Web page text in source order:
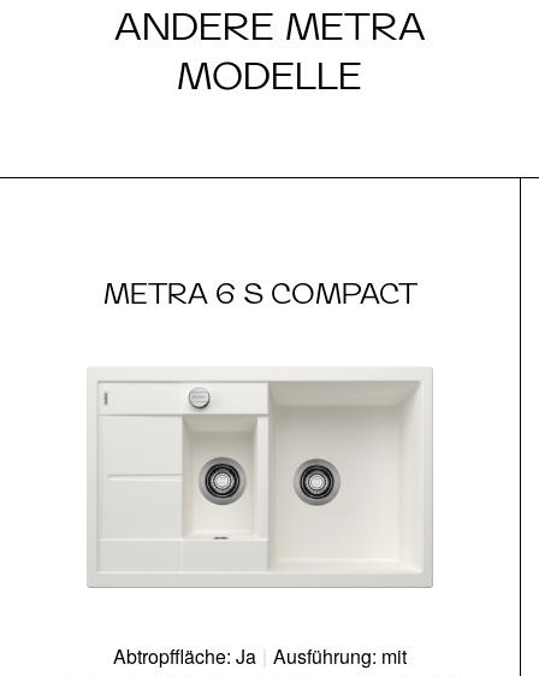
ANDERE METRA
MODELLE
METRA 6 S COMPACT
Abtropffläche: Ja | Ausführung: mit